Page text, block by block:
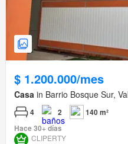
$ 1.200.000/mes
Casa in Barrio Bosque Sur,
4 2
140 m²
Hace 30+ días
CLIPERTY